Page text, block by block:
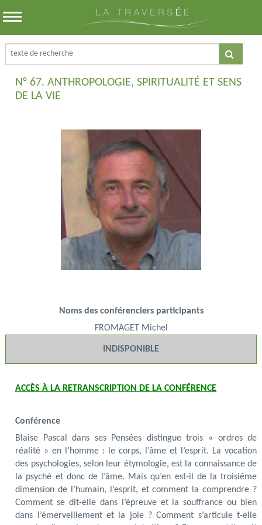
N° 67. ANTHROPOLOGIE, SPIRITUALITÉ ET SENS
DE LA VIE
Noms des conférenciers participants
FROMAGET Michel
INDISPONIBLE
ACCÈS À LA RETRANSCRIPTION DE LA CONFÉRENCE
Conférence
Blaise Pascal dans ses Pensées distingue trois « ordres de
réalité » en l’homme : le corps, l’âme et l’esprit. La vocation
des psychologies, selon leur étymologie, est la connaissance de
la psyché et donc de l’âme. Mais qu’en est-il de la troisième
dimension de l’humain, l’esprit, et comment la comprendre ?
Comment se dit-elle dans l’épreuve et la souffrance ou bien
dans l’émerveillement et la joie ? Comment s’articule t-elle